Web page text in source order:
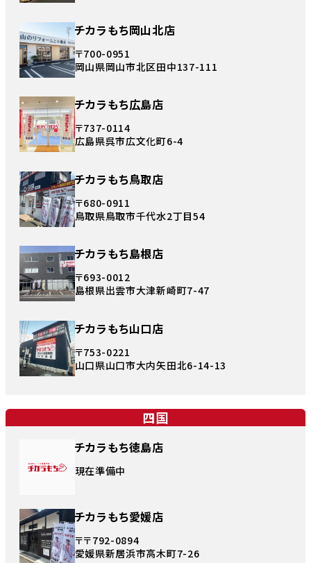
チカラもち岡山北店
〒700-0951
岡山県岡山市北区田中137-111
チカラもち広島店
〒737-0114
広島県呉市広文化町6-4
チカラもち鳥取店
〒680-0911
鳥取県鳥取市千代水2丁目54
チカラもち島根店
〒693-0012
島根県出雲市大津新崎町7-47
チカラもち山口店
〒753-0221
山口県山口市大内矢田北6-14-13
四国
チカラもち徳島店
現在準備中
チカラもち愛媛店
〒〒792-0894
愛媛県新居浜市高木町7-26